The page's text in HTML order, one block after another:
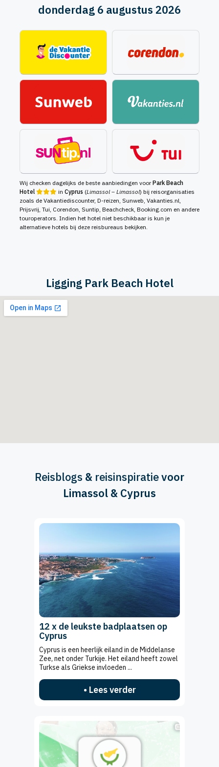
donderdag 6 augustus 2026
Wij checken dagelijks de beste aanbiedingen voorPark Beach
Hotel
in Cyprus (Limassol – Limassol) bij reisorganisaties
zoals de Vakantiediscounter, D-reizen, Sunweb, Vakanties.nl,
Prijsvrij, Tui, Corendon, Suntip, Beachcheck, Booking.com en andere
touroperators. Indien het hotel niet beschikbaar is kun je
alternatieve hotels bij deze reisbureaus bekijken.
Ligging Park Beach Hotel
Reisblogs & reisinspiratievoor
Limassol & Cyprus
12 x de leukste badplaatsen op
Cyprus
Cyprus is een heerlijk eiland in de Middelanse
Zee, net onder Turkije. Het eiland heeft zowel
Turkse als Griekse invloeden ...
• Lees verder